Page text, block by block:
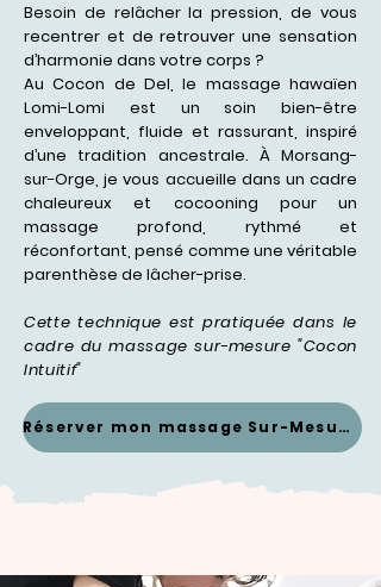
Besoin de relâcher la pression, de vous
recentrer et de retrouver une sensation
d’harmonie dans votre corps ?
Au Cocon de Del, le massage hawaïen
Lomi-Lomi est un soin bien-être
enveloppant, fluide et rassurant, inspiré
d’une tradition ancestrale. À Morsang-
sur-Orge, je vous accueille dans un cadre
chaleureux et cocooning pour un
massage profond, rythmé et
réconfortant, pensé comme une véritable
parenthèse de lâcher-prise.
Cette technique est pratiquée dans le
cadre du massage sur-mesure "Cocon
Intuitif"
Réserver mon massage Sur-Mesure